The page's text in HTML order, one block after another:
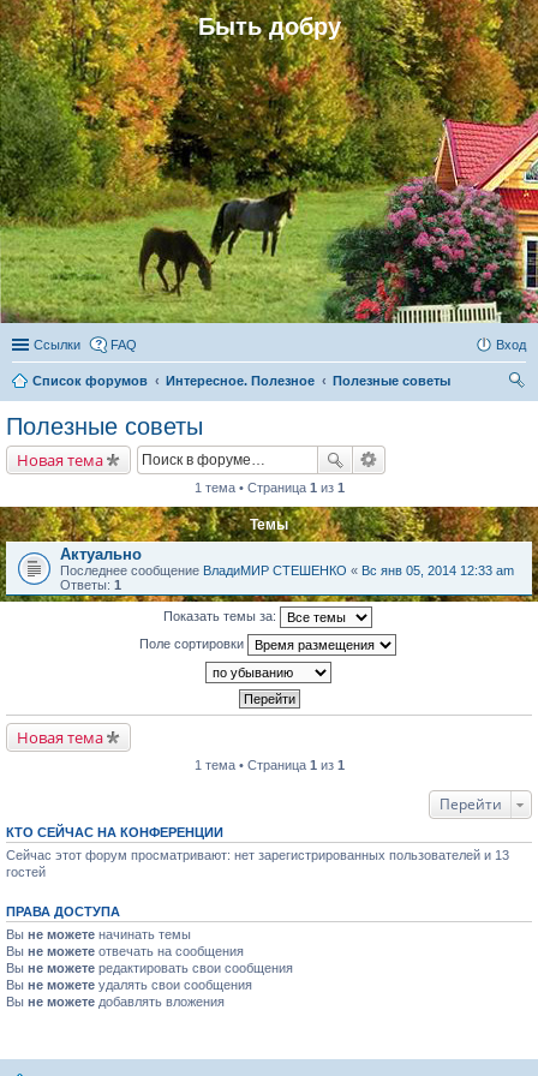
Быть добру
Ссылки FAQ Вход
Список форумов Интересное. Полезное
Полезные советы
Полезные советы
Новая тема
1 тема • Страница 1 из 1
Темы
Актуально
Последнее сообщение ВладиМИР СТЕШЕНКО « Вс янв 05, 2014 12:33 am
Ответы: 1
Показать темы за:
Поле сортировки
Новая тема
1 тема • Страница 1 из 1
Перейти
КТО СЕЙЧАС НА КОНФЕРЕНЦИИ
Сейчас этот форум просматривают: нет зарегистрированных пользователей и 13
гостей
ПРАВА ДОСТУПА
Вы не можете начинать темы
Вы не можете отвечать на сообщения
Вы не можете редактировать свои сообщения
Вы не можете удалять свои сообщения
Вы не можете добавлять вложения